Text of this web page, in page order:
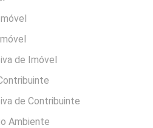
de Imóvel
de Contribuinte
Ambiente